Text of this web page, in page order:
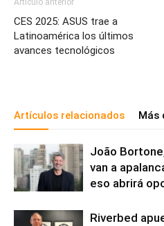
Artículo anterior
CES 2025: ASUS trae a
Latinoamérica los últimos
avances tecnológicos
Artículos relacionados Más
João
van a
eso abrirá
Riverbed